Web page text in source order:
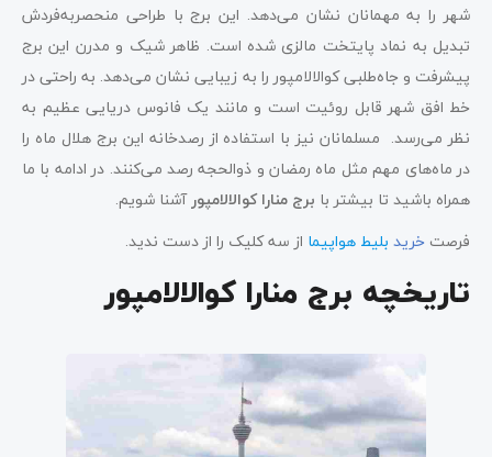
شهر را به مهمانان نشان می‌‌دهد. این برج با طراحی منحصربه‌فردش
تبدیل به نماد پایتخت مالزی شده است. ظاهر شیک و مدرن این برج
پیشرفت و جاه‌طلبی کوالالامپور را به زیبایی نشان می‌دهد. به راحتی در
خط افق شهر قابل روئیت است و مانند یک فانوس دریایی عظیم به
نظر می‌رسد. مسلمانان نیز با استفاده از رصدخانه این برج هلال ماه را
در ماه‌های مهم مثل ماه رمضان و ذوالحجه رصد می‌کنند. در ادامه با ما
همراه باشید تا بیشتر با برج منارا کوالالامپورآشنا شویم.
فرصت خرید بلیط هواپیما از سه کلیک را از دست ندید.
تاریخچه برج منارا کوالالامپور